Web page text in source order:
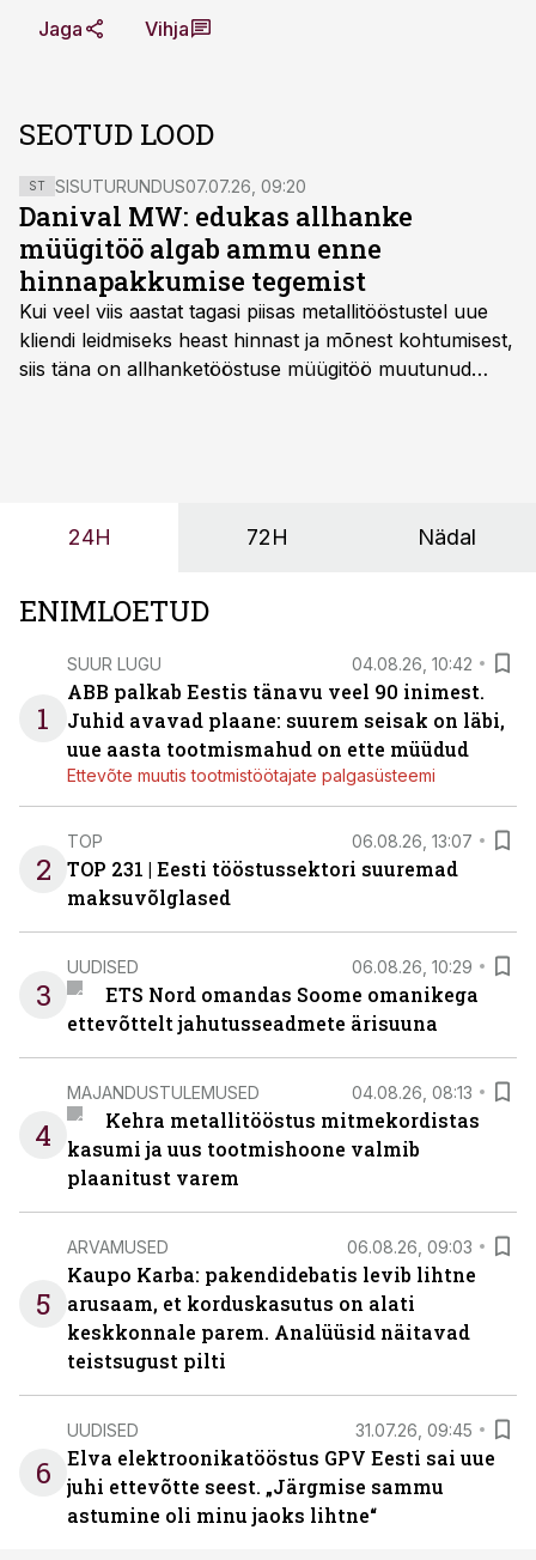
Jaga Vihja
SEOTUD LOOD
ST SISUTURUNDUS07.07.26, 09:20
Danival MW: edukas allhanke
müügitöö algab ammu enne
hinnapakkumise tegemist
Kui veel viis aastat tagasi piisas metallitööstustel uue
kliendi leidmiseks heast hinnast ja mõnest kohtumisest,
siis täna on allhanketööstuse müügitöö muutunud
24H 72H Nädal
ENIMLOETUD
1
SUUR LUGU 04.08.26, 10:42
ABB palkab Eestis tänavu veel 90 inimest.
Juhid avavad plaane: suurem seisak on läbi,
uue aasta tootmismahud on ette müüdud
Ettevõte muutis tootmistöötajate palgasüsteemi
2
TOP 06.08.26, 13:07
TOP 231 | Eesti tööstussektori suuremad
maksuvõlglased
3
UUDISED 06.08.26, 10:29
ETS Nord omandas Soome omanikega
ettevõttelt jahutusseadmete ärisuuna
4
MAJANDUSTULEMUSED 04.08.26, 08:13
Kehra metallitööstus mitmekordistas
kasumi ja uus tootmishoone valmib
plaanitust varem
5
ARVAMUSED 06.08.26, 09:03
Kaupo Karba: pakendidebatis levib lihtne
arusaam, et korduskasutus on alati
keskkonnale parem. Analüüsid näitavad
teistsugust pilti
6
UUDISED 31.07.26, 09:45
Elva elektroonikatööstus GPV Eesti sai uue
juhi ettevõtte seest. „Järgmise sammu
astumine oli minu jaoks lihtne“